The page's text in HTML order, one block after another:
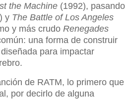
the Machine (1992), pasando
y The Battle of Los Angeles
y más crudo Renegades
una forma de construir
para impactar
de RATM, lo primero que
por decirlo de alguna